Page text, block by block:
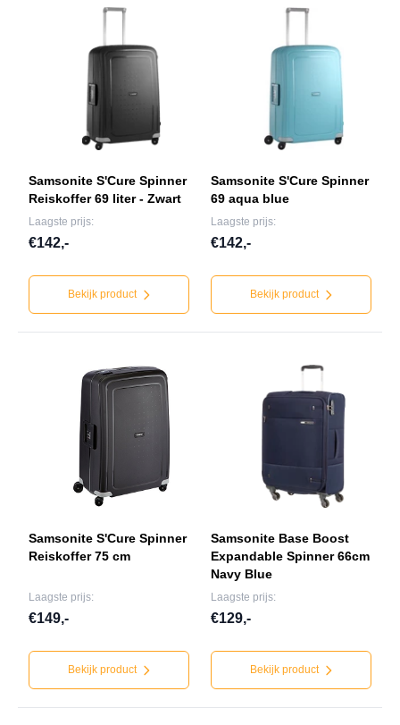
Samsonite S'Cure Spinner
Reiskoffer 69 liter - Zwart
Laagste prijs:
€142,-
Bekijk product
Samsonite S'Cure Spinner
69 aqua blue
Laagste prijs:
€142,-
Bekijk product
Samsonite S'Cure Spinner
Reiskoffer 75 cm
Laagste prijs:
€149,-
Bekijk product
Samsonite Base Boost
Expandable Spinner 66cm
Navy Blue
Laagste prijs:
€129,-
Bekijk product